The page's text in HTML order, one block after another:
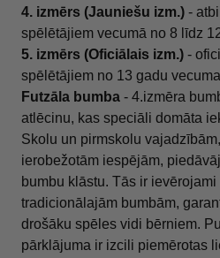
4. izmērs (Jauniešu izm.) -
spēlētājiem vecumā no 8 līdz
5. izmērs (Oficiālais izm.) -
spēlētājiem no 13 gadu
Futzāla bumba - 4.izmēra
atlēcinu, kas speciāli domāta
Skolu un pirmskolu
ierobežotām iespējām,
bumbu klāstu. Tās ir
tradicionālajām bumbām,
drošāku spēles vidi bērniem.
pārklājuma ir izcili piemērotas